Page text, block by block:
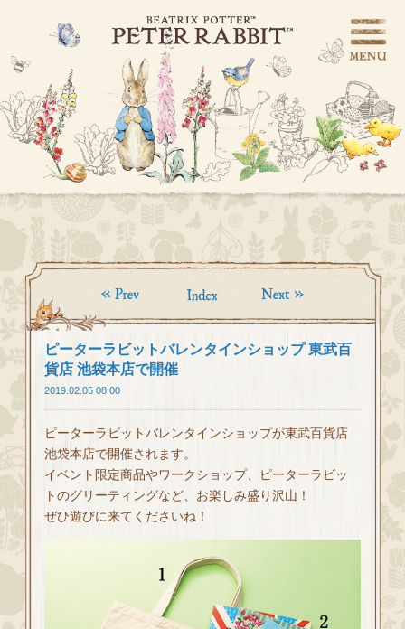
ピーターラビットバレンタインショップ 東武百
貨店 池袋本店で開催
2019.02.05 08:00
ピーターラビットバレンタインショップが東武百貨店
池袋本店で開催されます。
イベント限定商品やワークショップ、ピーターラビッ
トのグリーティングなど、お楽しみ盛り沢山！
ぜひ遊びに来てくださいね！